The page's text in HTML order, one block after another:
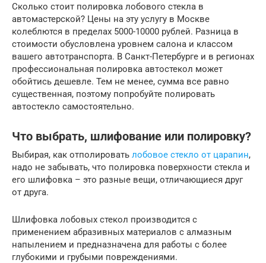
Сколько стоит полировка лобового стекла в
автомастерской? Цены на эту услугу в Москве
колеблются в пределах 5000-10000 рублей. Разница в
стоимости обусловлена уровнем салона и классом
вашего автотранспорта. В Санкт-Петербурге и в регионах
профессиональная полировка автостекол может
обойтись дешевле. Тем не менее, сумма все равно
существенная, поэтому попробуйте полировать
автостекло самостоятельно.
Что выбрать, шлифование или полировку?
Выбирая, как отполировать лобовое стекло от царапин,
надо не забывать, что полировка поверхности стекла и
его шлифовка – это разные вещи, отличающиеся друг
от друга.
Шлифовка лобовых стекол производится с
применением абразивных материалов с алмазным
напылением и предназначена для работы с более
глубокими и грубыми повреждениями.